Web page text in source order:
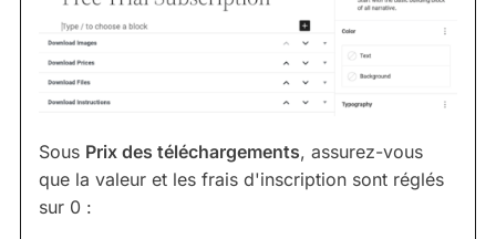
Sous Prix des téléchargements, assurez-vous
que la valeur et les frais d'inscription sont réglés
sur 0 :